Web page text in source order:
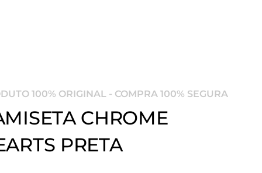
100% ORIGINAL - COMPRA 100% SEGURA
CHROME
PRETA